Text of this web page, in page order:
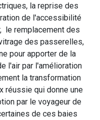
la reprise des
de l'accessibilité
le remplacement des
des passerelles,
pour apporter de la
l'air par l'amélioration
la transformation
réussie qui donne une
par le voyageur de
de ces baies